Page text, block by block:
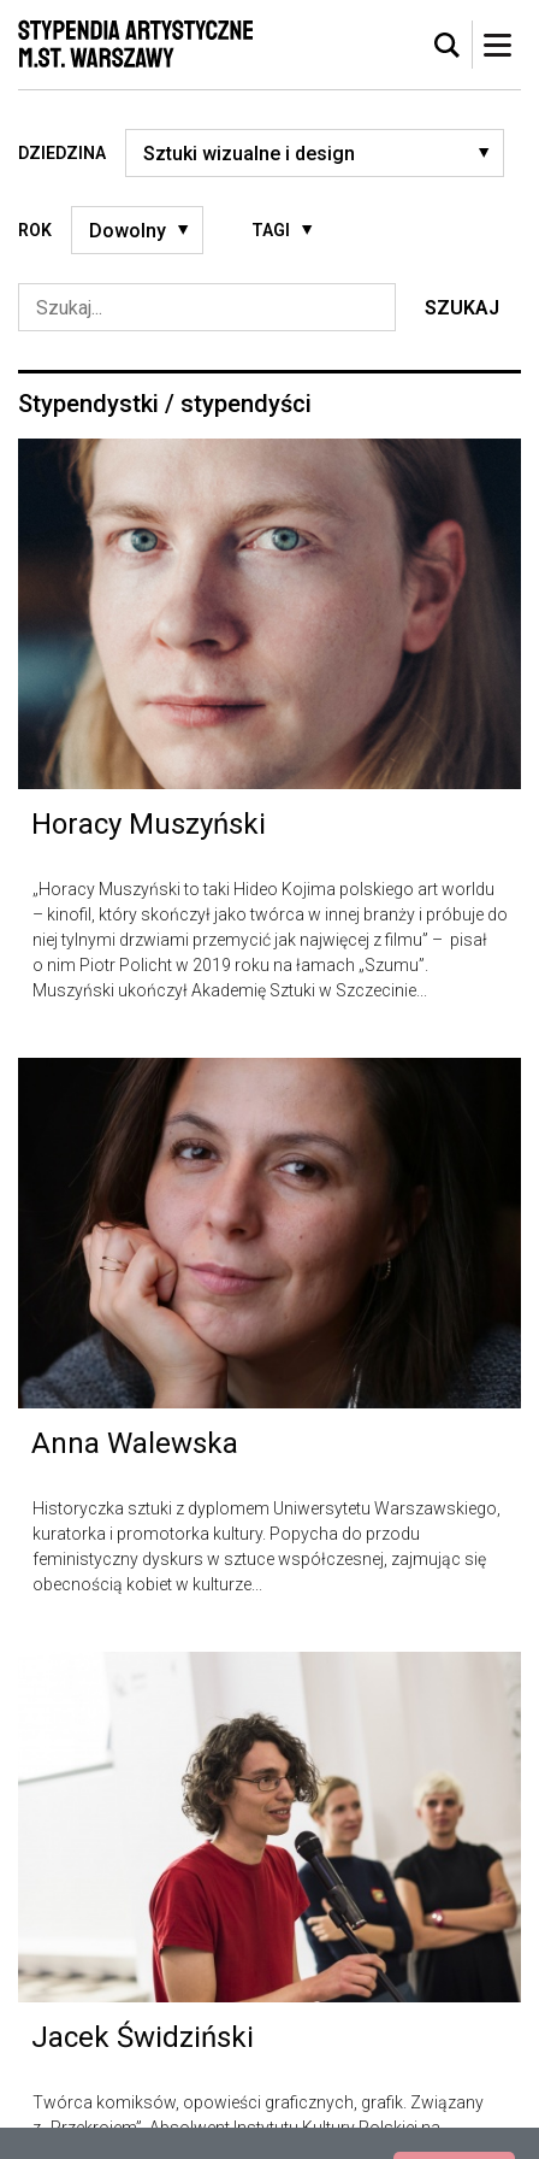
DZIEDZINA
ROK TAGI
SZUKAJ
Stypendystki / stypendyści
Horacy Muszyński
„Horacy Muszyński to taki Hideo Kojima polskiego art worldu
– kinofil, który skończył jako twórca w innej branży i próbuje do
niej tylnymi drzwiami przemycić jak najwięcej z filmu” – pisał
o nim Piotr Policht w 2019 roku na łamach „Szumu”.
Muszyński ukończył Akademię Sztuki w Szczecinie...
Anna Walewska
Historyczka sztuki z dyplomem Uniwersytetu Warszawskiego,
kuratorka i promotorka kultury. Popycha do przodu
feministyczny dyskurs w sztuce współczesnej, zajmując się
obecnością kobiet w kulturze...
Jacek Świdziński
Twórca komiksów, opowieści graficznych, grafik. Związany
z „Przekrojem”. Absolwent Instytutu Kultury Polskiej na
Uniwersytecie Warszawskim. Minimalistyczna, oszczędna,